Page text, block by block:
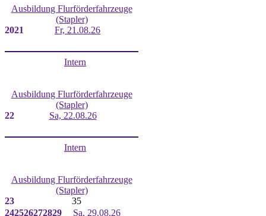
Ausbildung Flurförderfahrzeuge
(Stapler)
2021 Fr, 21.08.26
Intern
Ausbildung Flurförderfahrzeuge
(Stapler)
22
Sa, 22.08.26
Intern
Ausbildung Flurförderfahrzeuge
(Stapler)
23
35
242526272829 Sa, 29.08.26